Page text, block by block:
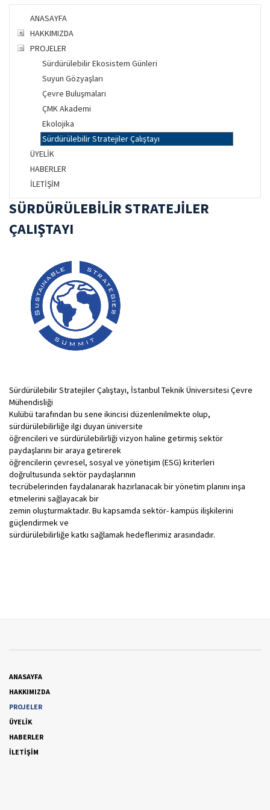
ANASAYFA
HAKKIMIZDA
PROJELER
Sürdürülebilir Ekosistem Günleri
Suyun Gözyaşları
Çevre Buluşmaları
ÇMK Akademi
Ekolojika
Sürdürülebilir Stratejiler Çalıştayı
ÜYELİK
HABERLER
İLETİŞİM
​​SÜRDÜRÜLEBİLİR STRATEJİLER
ÇALIŞTAYI
Sürdürülebilir Stratejiler Çalıştayı, İstanbul Teknik Üniversitesi Çevre
Mühendisliği
Kulübü tarafından bu sene ikincisi düzenlenilmekte olup,
sürdürülebilirliğe ilgi duyan üniversite
öğrencileri ve sürdürülebilirliği vizyon haline getirmiş sektör
paydaşlarını bir araya getirerek
öğrencilerin çevresel, sosyal ve yönetişim (ESG) kriterleri
doğrultusunda sektör paydaşlarının
tecrübelerinden faydalanarak hazırlanacak bir yönetim planını inşa
etmelerini sağlayacak bir
zemin oluşturmaktadır. Bu kapsamda sektör- kampüs ilişkilerini
güçlendirmek ve
sürdürülebilirliğe katkı sağlamak hedeflerimiz arasındadır.
ANASAYFA
HAKKIMIZDA
PROJELER
ÜYELİK
HABERLER
İLETİŞİM